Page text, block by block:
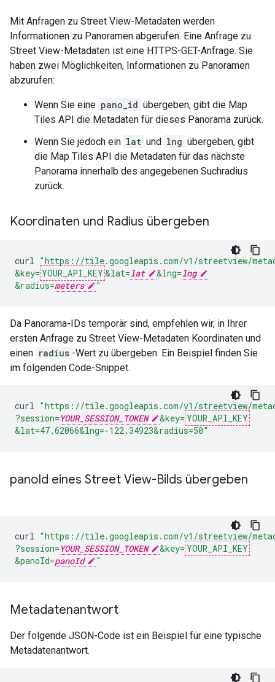
Mit Anfragen zu Street View-Metadaten werden
Informationen zu Panoramen abgerufen. Eine Anfrage zu
Street View-Metadaten ist eine HTTPS-GET-Anfrage. Sie
haben zwei Möglichkeiten, Informationen zu Panoramen
abzurufen:
Wenn Sie eine pano_id übergeben, gibt die Map
Tiles API die Metadaten für dieses Panorama zurück.
Wenn Sie jedoch ein lat und lng übergeben, gibt
die Map Tiles API die Metadaten für das nächste
Panorama innerhalb des angegebenen Suchradius
zurück.
Koordinaten und Radius übergeben
curl "https://tile.googleapis.com/v1/streetview/
&key= YOUR_API_KEY &lat=lat &lng=lng
&radius=meters "
Da Panorama-IDs temporär sind, empfehlen wir, in Ihrer
ersten Anfrage zu Street View-Metadaten Koordinaten und
einen radius -Wert zu übergeben. Ein Beispiel finden Sie
im folgenden Code-Snippet.
curl "https://tile.googleapis.com/v1/streetview/
?session= YOUR_SESSION_TOKEN &key= YOUR_API_KEY
&lat=47.62066&lng=-122.34923&radius=50"
panoId eines Street View-Bilds übergeben
curl "https://tile.googleapis.com/v1/streetview/
?session= YOUR_SESSION_TOKEN &key= YOUR_API_KEY
&panoId=panoId "
Metadatenantwort
Der folgende JSON-Code ist ein Beispiel für eine typische
Metadatenantwort.